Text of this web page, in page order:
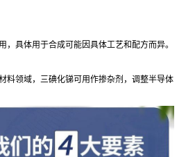
，具体用于合成可能因具体工艺和配方而异。
料领域，三碘化锑可用作掺杂剂，调整半导体